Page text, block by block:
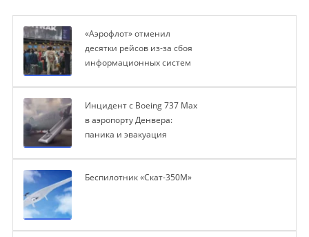
«Аэрофлот» отменил
десятки рейсов из-за сбоя
информационных систем
Инцидент с Boeing 737 Max
в аэропорту Денвера:
паника и эвакуация
Беспилотник «Скат-350М»